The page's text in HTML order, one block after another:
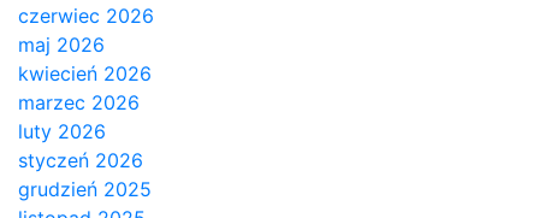
czerwiec 2026
maj 2026
kwiecień 2026
marzec 2026
luty 2026
styczeń 2026
grudzień 2025